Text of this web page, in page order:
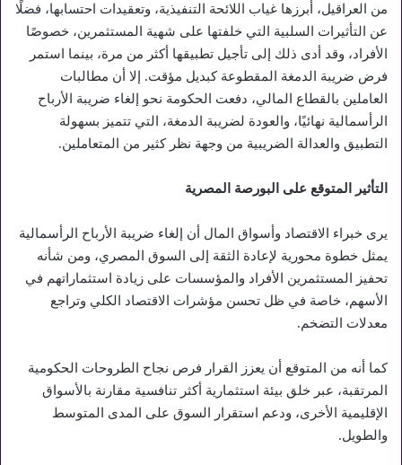
من العراقيل، أبرزها غياب اللائحة التنفيذية، وتعقيدات احتسابها، فضلًا
عن التأثيرات السلبية التي خلفتها على شهية المستثمرين، خصوصًا
الأفراد، وقد أدى ذلك إلى تأجيل تطبيقها أكثر من مرة، بينما استمر
فرض ضريبة الدمغة المقطوعة كبديل مؤقت. إلا أن مطالبات
العاملين بالقطاع المالي، دفعت الحكومة نحو إلغاء ضريبة الأرباح
الرأسمالية نهائيًا، والعودة لضريبة الدمغة، التي تتميز بسهولة
التطبيق والعدالة الضريبية من وجهة نظر كثير من المتعاملين.
التأثير المتوقع على البورصة المصرية
يرى خبراء الاقتصاد وأسواق المال أن إلغاء ضريبة الأرباح الرأسمالية
يمثل خطوة محورية لإعادة الثقة إلى السوق المصري، ومن شأنه
تحفيز المستثمرين الأفراد والمؤسسات على زيادة استثماراتهم في
الأسهم، خاصة في ظل تحسن مؤشرات الاقتصاد الكلي وتراجع
معدلات التضخم.
كما أنه من المتوقع أن يعزز القرار فرص نجاح الطروحات الحكومية
المرتقبة، عبر خلق بيئة استثمارية أكثر تنافسية مقارنة بالأسواق
الإقليمية الأخرى، ودعم استقرار السوق على المدى المتوسط
والطويل.